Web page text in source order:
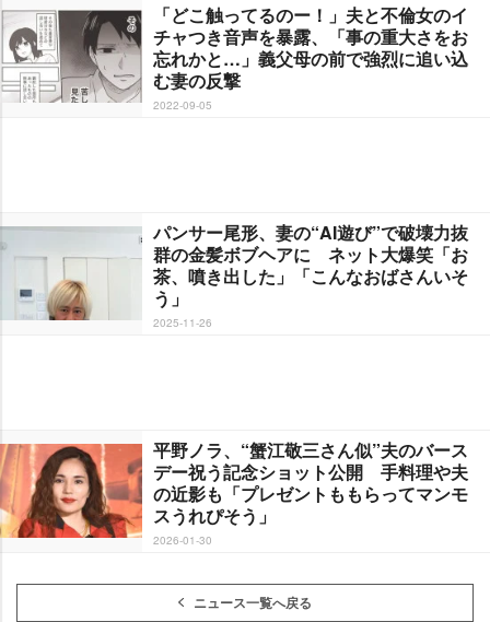
「どこ触ってるのー！」夫と不倫女のイ
チャつき音声を暴露、「事の重大さをお
忘れかと…」義父母の前で強烈に追い込
む妻の反撃
2022-09-05
パンサー尾形、妻の“AI遊び”で破壊力抜
群の金髪ボブヘアに ネット大爆笑「お
茶、噴き出した」「こんなおばさんいそ
う」
2025-11-26
平野ノラ、“蟹江敬三さん似”夫のバース
デー祝う記念ショット公開 手料理や夫
の近影も「プレゼントももらってマンモ
スうれぴそう」
2026-01-30
ニュース一覧へ戻る